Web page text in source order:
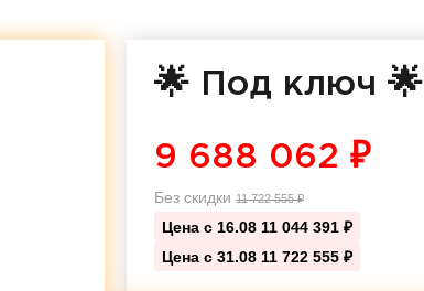
🌟 Под ключ 🌟
9 688 062 ₽
Без скидки 11 722 555₽
Цена с 16.08 11 044 391 ₽
Цена с 31.08 11 722 555 ₽